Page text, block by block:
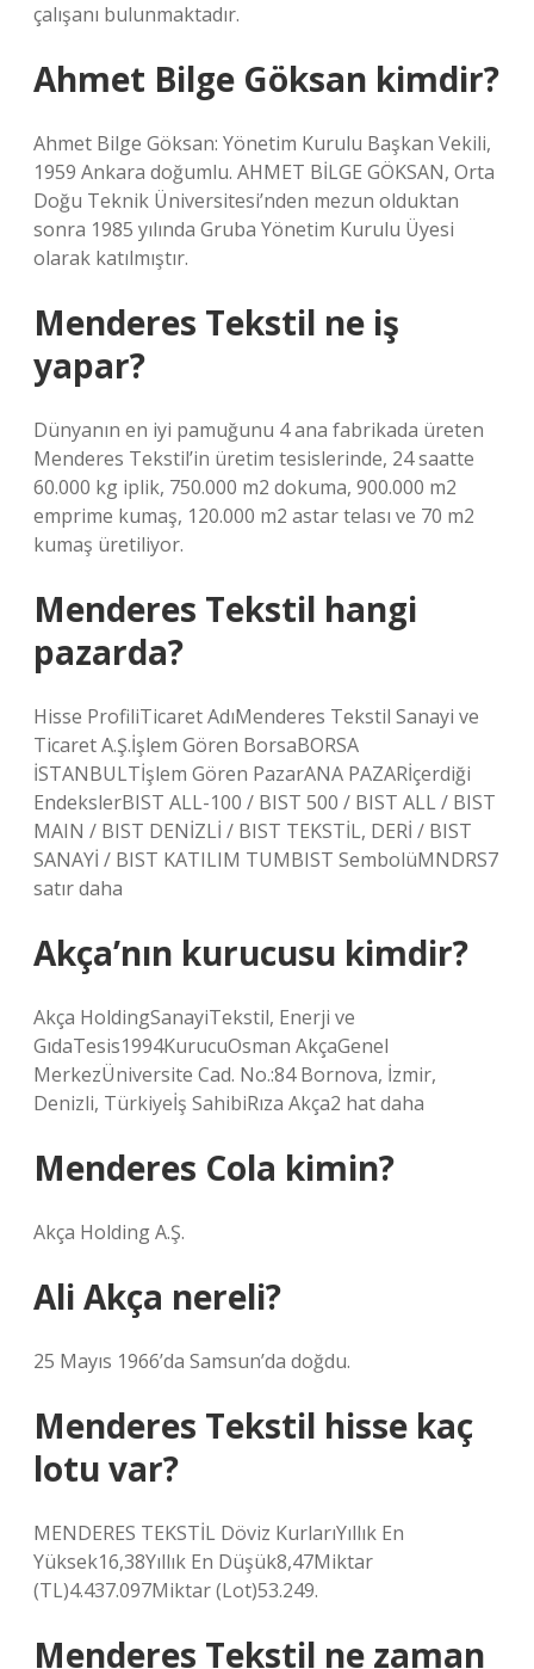
çalışanı bulunmaktadır.
Ahmet Bilge Göksan kimdir?
Ahmet Bilge Göksan: Yönetim Kurulu Başkan Vekili,
1959 Ankara doğumlu. AHMET BİLGE GÖKSAN, Orta
Doğu Teknik Üniversitesi’nden mezun olduktan
sonra 1985 yılında Gruba Yönetim Kurulu Üyesi
olarak katılmıştır.
Menderes Tekstil ne iş
yapar?
Dünyanın en iyi pamuğunu 4 ana fabrikada üreten
Menderes Tekstil’in üretim tesislerinde, 24 saatte
60.000 kg iplik, 750.000 m2 dokuma, 900.000 m2
emprime kumaş, 120.000 m2 astar telası ve 70 m2
kumaş üretiliyor.
Menderes Tekstil hangi
pazarda?
Hisse ProfiliTicaret AdıMenderes Tekstil Sanayi ve
Ticaret A.Ş.İşlem Gören BorsaBORSA
İSTANBULTİşlem Gören PazarANA PAZARİçerdiği
EndekslerBIST ALL-100 / BIST 500 / BIST ALL / BIST
MAIN / BIST DENİZLİ / BIST TEKSTİL, DERİ / BIST
SANAYİ / BIST KATILIM TUMBIST SembolüMNDRS7
satır daha
Akça’nın kurucusu kimdir?
Akça HoldingSanayiTekstil, Enerji ve
GıdaTesis1994KurucuOsman AkçaGenel
MerkezÜniversite Cad. No.:84 Bornova, İzmir,
Denizli, Türkiyeİş SahibiRıza Akça2 hat daha
Menderes Cola kimin?
Akça Holding A.Ş.
Ali Akça nereli?
25 Mayıs 1966’da Samsun’da doğdu.
Menderes Tekstil hisse kaç
lotu var?
MENDERES TEKSTİL Döviz KurlarıYıllık En
Yüksek16,38Yıllık En Düşük8,47Miktar
(TL)4.437.097Miktar (Lot)53.249.
Menderes Tekstil ne zaman